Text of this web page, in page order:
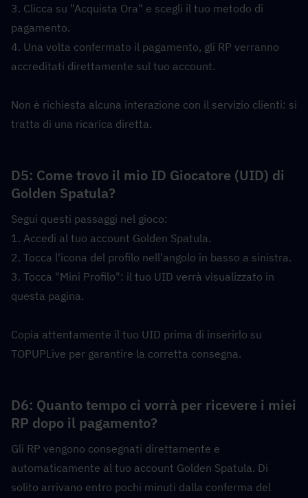
3. Clicca su "Acquista Ora" e scegli il tuo metodo di
pagamento.
4. Una volta confermato il pagamento, gli RP verranno
accreditati direttamente sul tuo account.
Non è richiesta alcuna interazione con il servizio clienti: si
tratta di una ricarica diretta.
D5: Come trovo il mio ID Giocatore (UID) di
Golden Spatula?
Segui questi passaggi nel gioco:
1. Accedi al tuo account Golden Spatula.
2. Tocca l'icona del profilo nell'angolo in basso a sinistra.
3. Tocca "Mini Profilo": il tuo UID verrà visualizzato in
questa pagina.
Copia attentamente il tuo UID prima di inserirlo su
TOPUPLive per garantire la corretta consegna.
D6: Quanto tempo ci vorrà per ricevere i miei
RP dopo il pagamento?
Gli RP vengono consegnati direttamente e
automaticamente al tuo account Golden Spatula. Di
solito arrivano entro pochi minuti dalla conferma del